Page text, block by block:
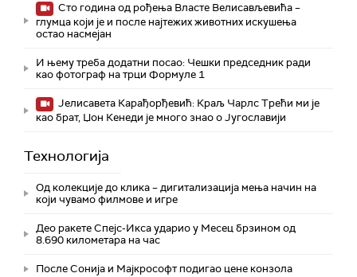
Сто година од рођења Власте Велисављевића –
глумца који је и после најтежих животних искушења
остао насмејан
И њему треба додатни посао: Чешки председник ради
као фотограф на трци Формуле 1
Јелисавета Карађорђевић: Краљ Чарлс Трећи ми је
као брат, Џон Кенеди је много знао о Југославији
Технологијa
Од колекције до клика – дигитализација мења начин на
који чувамо филмове и игре
Део ракете Спејс-Икса ударио у Месец брзином од
8.690 километара на час
После Сонија и Мајкрософт подигао цене конзола